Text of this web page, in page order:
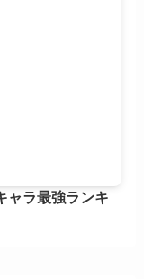
ャラ最強ランキ